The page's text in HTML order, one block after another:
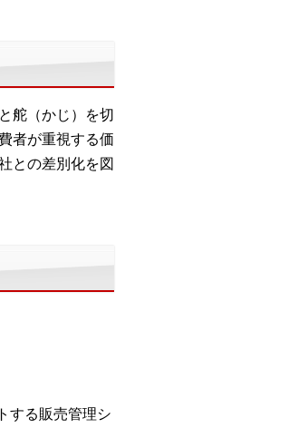
舵（かじ）を切
者が重視する価
との差別化を図
する販売管理シ